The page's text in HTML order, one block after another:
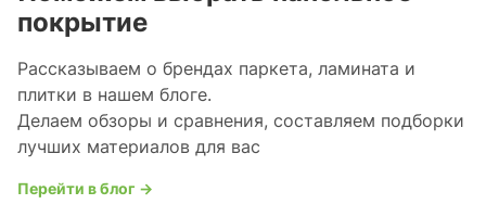
покрытие
Рассказываем о брендах паркета, ламината и
плитки в нашем блоге.
Делаем обзоры и сравнения, составляем подборки
лучших материалов для вас
Перейти в блог →